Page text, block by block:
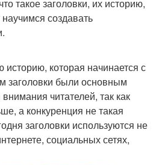
такое заголовки, их историю,
создавать
которая начинается с
заголовки были основным
читателей, так как
а конкуренция не такая
заголовки используются не
социальных сетях,